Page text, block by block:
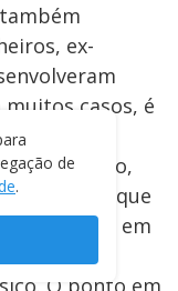
ex-
casos, é
[...] em que
interações em
ambiente
O ponto em
de
.